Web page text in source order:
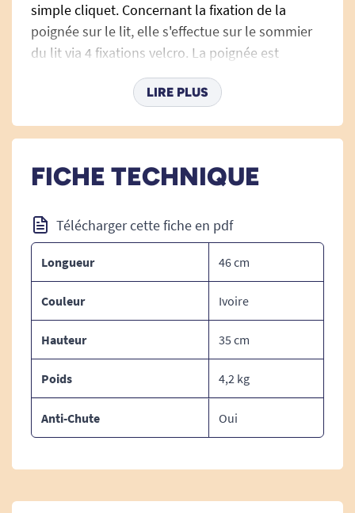
simple cliquet. Concernant la fixation de la
poignée sur le lit, elle s'effectue sur le sommier
du lit via 4 fixations velcro. La poignée est
également conçue avec des bagues anti-
Remarque:Attention cette paire de poignées de
doubles de type "confort" comme l'Eurodesign
Elles conviennent pour les lits simples suivants:
EURO 1000,EURO 3000,EURO 1600, etEURO
3802.
ATTENTION: Ce produit ne peut pas être
commercialisé seul.
Il est exclusivement vendu en association avec
les lits mentionnés sur la fiche produit.
Dimensions :
Dimensions position lit 90 cm :
LIRE PLUS
FICHE TECHNIQUE
Télécharger cette fiche en pdf
Longueur 46 cm
Couleur Ivoire
Hauteur 35 cm
Poids 4,2 kg
Anti-Chute Oui